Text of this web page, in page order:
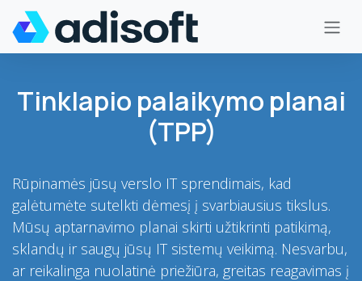
Pereiti prie turinio
Tinklapio palaikymo planai
(TPP)
Rūpinamės jūsų verslo IT sprendimais, kad
galėtumėte sutelkti dėmesį į svarbiausius tikslus.
Mūsų aptarnavimo planai skirti užtikrinti patikimą,
sklandų ir saugų jūsų IT sistemų veikimą. Nesvarbu,
ar reikalinga nuolatinė priežiūra, greitas reagavimas į